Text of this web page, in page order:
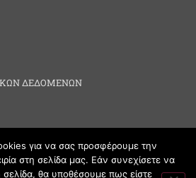
ΔΕΔΟΜΕΝΩΝ
για να σας προσφέρουμε την
στη σελίδα μας. Εάν συνεχίσετε να
σελίδα, θα υποθέσουμε πως είστε